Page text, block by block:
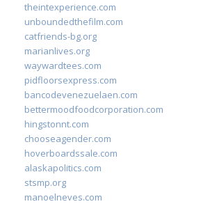
theintexperience.com
unboundedthefilm.com
catfriends-bg.org
marianlives.org
waywardtees.com
pidfloorsexpress.com
bancodevenezuelaen.com
bettermoodfoodcorporation.com
hingstonnt.com
chooseagender.com
hoverboardssale.com
alaskapolitics.com
stsmp.org
manoelneves.com